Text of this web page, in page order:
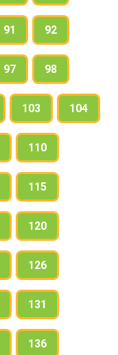
91 92
97 98
103 104
110
115
120
126
131
136